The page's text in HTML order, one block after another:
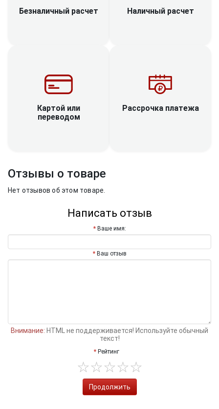
Безналичный расчет Наличный расчет
Картой или
переводом
Рассрочка платежа
Отзывы о товаре
Нет отзывов об этом товаре.
Написать отзыв
Ваше имя:
Ваш отзыв
Внимание: HTML не поддерживается! Используйте обычный
текст!
Рейтинг
Продолжить